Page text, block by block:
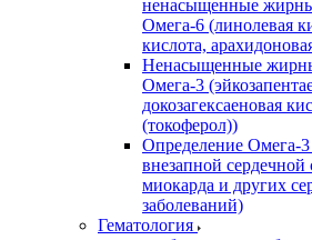
ненасыщенные
Омега-6 (линолевая
кислота,
Ненасыщенные
Омега-3
докозагексаеновая
(токоферол))
Определение Омега-3
внезапной сердечной
миокарда и других
заболеваний)
Гематология